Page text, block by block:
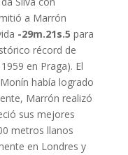
a Marrón
-29m.21s.5 para
récord de
en Praga). El
había logrado
Marrón realizó
sus mejores
metros llanos
en Londres y